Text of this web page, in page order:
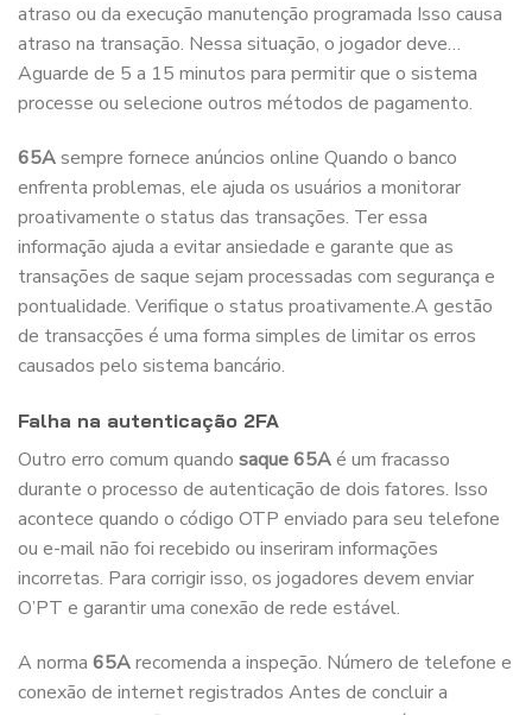
atraso ou da execução manutenção programada Isso causa
atraso na transação. Nessa situação, o jogador deve…
Aguarde de 5 a 15 minutos para permitir que o sistema
processe ou selecione outros métodos de pagamento.
65Asempre fornece anúncios online Quando o banco
enfrenta problemas, ele ajuda os usuários a monitorar
proativamente o status das transações. Ter essa
informação ajuda a evitar ansiedade e garante que as
transações de saque sejam processadas com segurança e
pontualidade. Verifique o status proativamente.A gestão
de transacções é uma forma simples de limitar os erros
causados ​​pelo sistema bancário.
Falha na autenticação 2FA
Outro erro comum quando saque 65Aé um fracasso
durante o processo de autenticação de dois fatores. Isso
acontece quando o código OTP enviado para seu telefone
ou e-mail não foi recebido ou inseriram informações
incorretas. Para corrigir isso, os jogadores devem enviar
O’PT e garantir uma conexão de rede estável.
A norma 65Arecomenda a inspeção. Número de telefone e
conexão de internet registrados Antes de concluir a